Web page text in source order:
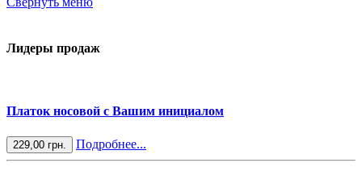
Лидеры продаж
Платок носовой с Вашим инициалом
229,00 грн. Подробнее...